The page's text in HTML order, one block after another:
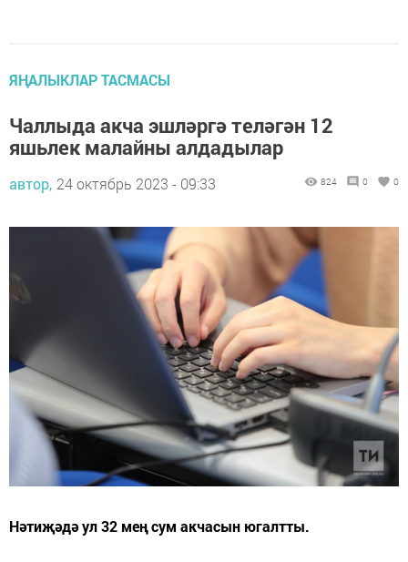
ЯҢАЛЫКЛАР ТАСМАСЫ
Чаллыда акча эшләргә теләгән 12
яшьлек малайны алдадылар
автор, 24 октябрь 2023 - 09:33 824 0 0
Нәтиҗәдә ул 32 мең сум акчасын югалтты.